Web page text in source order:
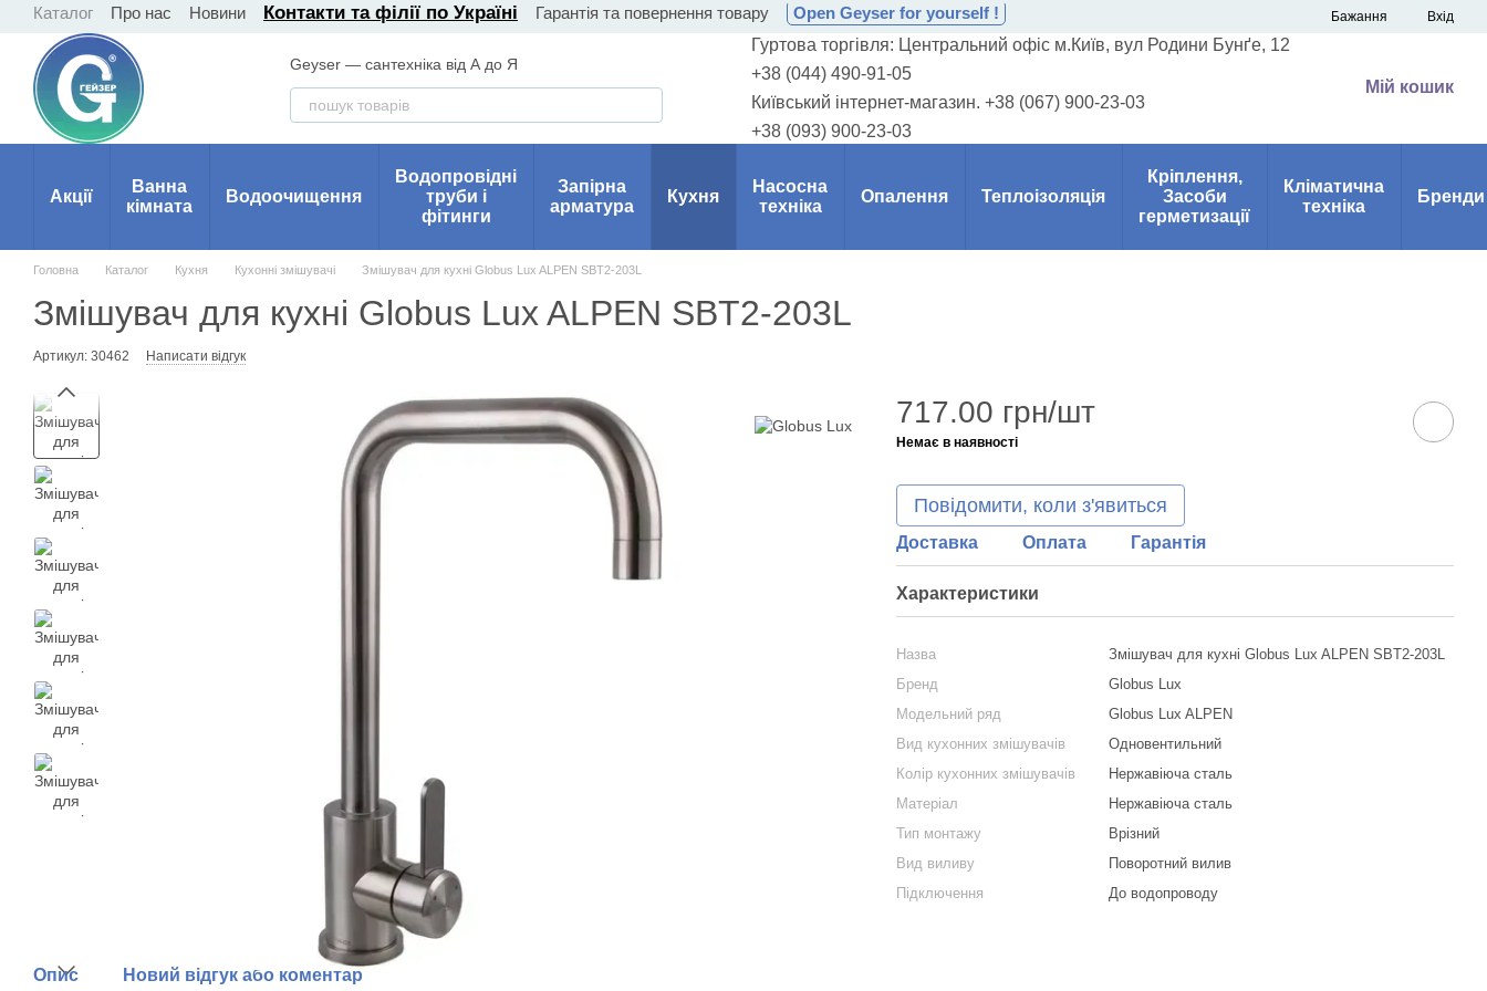
Перейти до основного контенту
Каталог Про нас Новини Контакти та філії по Україні Гарантія та повернення товару Open Geyser for yourself ! Бажання Вхід
Geyser — сантехніка від А до Я
Гуртова торгівля: Центральний офіс м.Київ, вул Родини Бунґе, 12
+38 (044) 490-91-05
Київський інтернет-магазин. +38 (067) 900-23-03
+38 (093) 900-23-03
Мій кошик
Акції
Ванна
кімната
Водоочищення
Водопровідні
труби і
фітинги
Запірна
арматура
Кухня
Насосна
техніка
Опалення Теплоізоляція
Кріплення,
Засоби
герметизації
Кліматична
техніка
Бренди
Головна Каталог Кухня Кухонні змішувачі Змішувач для кухні Globus Lux ALPEN SBT2-203L
Змішувач для кухні Globus Lux ALPEN SBT2-203L
Артикул: 30462 Написати відгук
Опис Новий відгук або коментар
717.00 грн/шт
Немає в наявності
Повідомити, коли з'явиться
Доставка Оплата Гарантія
Характеристики
Назва
Змішувач для кухні Globus Lux ALPEN SBT2-203L
Бренд
Globus Lux
Модельний ряд
Globus Lux ALPEN
Вид кухонних змішувачів
Одновентильний
Колір кухонних змішувачів
Нержавіюча сталь
Матеріал
Нержавіюча сталь
Тип монтажу
Врізний
Вид виливу
Поворотний вилив
Підключення
До водопроводу